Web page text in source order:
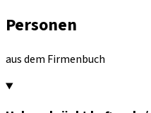
Personen
aus dem Firmenbuch